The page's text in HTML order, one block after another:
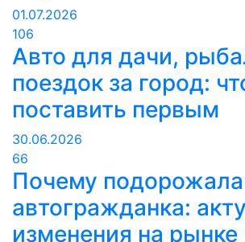
01.07.2026
106
Авто для дачи,
поездок за город:
поставить первым
30.06.2026
66
Почему подорожала
автогражданка:
изменения на рынке